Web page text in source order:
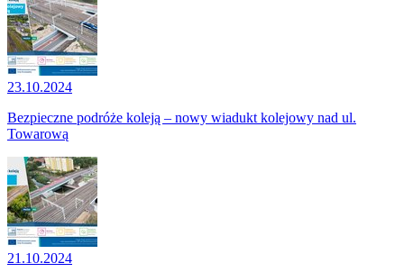
23.10.2024
Bezpieczne podróże koleją – nowy wiadukt kolejowy nad ul.
Towarową
21.10.2024